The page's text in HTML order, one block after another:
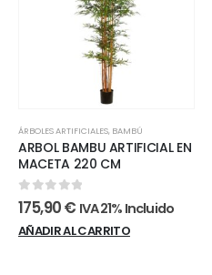
ÁRBOLES ARTIFICIALES, BAMBÚ
ARBOL BAMBU ARTIFICIAL EN
MACETA 220 CM
0out of 5
175,90€ IVA 21% Incluido
AÑADIR AL CARRITO